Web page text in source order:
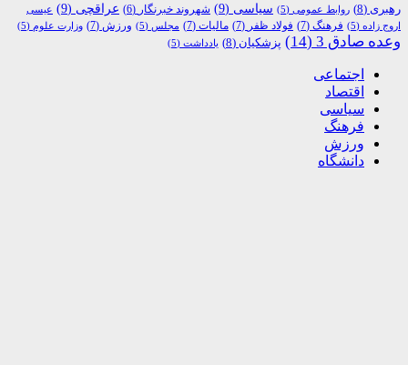
رهبری (8) روابط عمومی (5) سیاسی (9) شهروند خبرنگار (6) عراقچی (9)
عیسی
اروج زاده (5) فرهنگ (7) فولاد ظفر (7) مالیات (7) مجلس (5) ورزش (7) وزارت علوم (5)
وعده صادق 3 (14) پزشکیان (8) یادداشت (5)
اجتماعی
اقتصاد
سیاسی
فرهنگ
ورزش
دانشگاه